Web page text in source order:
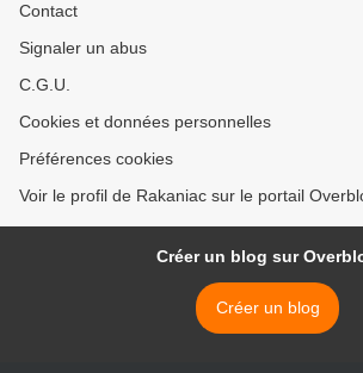
Contact
Signaler un abus
C.G.U.
Cookies et données personnelles
Préférences cookies
Voir le profil de Rakaniac sur le portail
Créer un blog sur
Créer un blog